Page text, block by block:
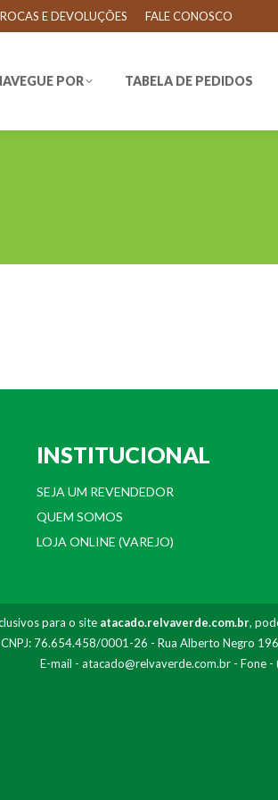
E DEVOLUÇÕES FALE CONOSCO
POR TABELA DE PEDIDOS
INSTITUCIONAL
SEJA UM REVENDEDOR
QUEM SOMOS
LOJA ONLINE (VAREJO)
para o site atacado.relvaverde.com.br,
CNPJ: 76.654.458/0001-26 - Rua Alberto Negro
E-mail - atacado@relvaverde.com.br- Fone -
POR TABELA DE PEDIDOS